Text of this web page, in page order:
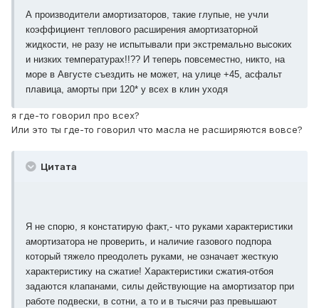
А производители амортизаторов, такие глупые, не учли
коэффициент теплового расширения амортизаторной
жидкости, не разу не испытывали при экстремально высоких
и низких температурах!!?? И теперь повсеместно, никто, на
море в Августе съездить не может, на улице +45, асфальт
плавица, аморты при 120* у всех в клин уходя
я где-то говорил про всех?
Или это ты где-то говорил что масла не расширяются вовсе?
Цитата
Я не спорю, я констатирую факт,- что руками характеристики
амортизатора не проверить, и наличие газового подпора
который тяжело преодолеть руками, не означает жесткую
характеристику на сжатие! Характеристики сжатия-отбоя
задаются клапанами, силы действующие на амортизатор при
работе подвески, в сотни, а то и в тысячи раз превышают